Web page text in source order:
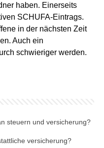
haben. Einerseits
SCHUFA-Eintrags.
in der nächsten Zeit
Auch ein
schwieriger werden.
steuern und versicherung?
versicherung?